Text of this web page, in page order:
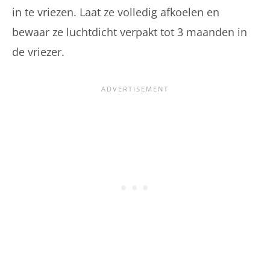
in te vriezen. Laat ze volledig afkoelen en
bewaar ze luchtdicht verpakt tot 3 maanden in
de vriezer.